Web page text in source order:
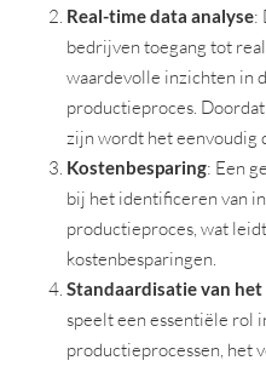
Real-time data analyse:
bedrijven toegang tot
waardevolle inzichten in
productieproces.
zijn wordt het eenvoudig
Kostenbesparing: Een
bij het identificeren van
productieproces, wat
kostenbesparingen.
Standaardisatie van
speelt een essentiële rol
productieprocessen, het